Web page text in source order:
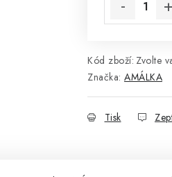
Kód zboží: Zvolte
Značka: AMÁLKA
Tisk